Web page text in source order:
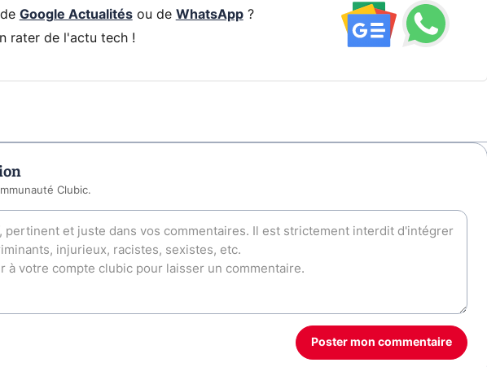
Google Actualitésou de WhatsApp?
rater de l'actu tech !
Clubic.
Poster mon commentaire